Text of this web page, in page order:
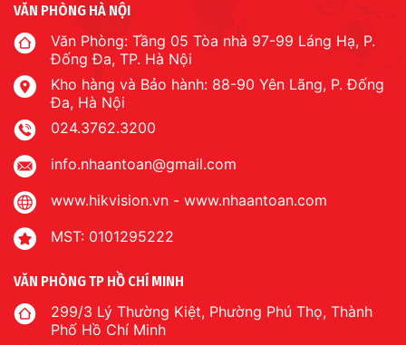
VĂN PHÒNG HÀ NỘI
Văn Phòng: Tầng 05 Tòa nhà 97-99 Láng Hạ, P.
Đống Đa, TP. Hà Nội
Kho hàng và Bảo hành: 88-90 Yên Lãng, P. Đống
Đa, Hà Nội
024.3762.3200
info.nhaantoan@gmail.com
www.hikvision.vn - www.nhaantoan.com
MST: 0101295222
VĂN PHÒNG TP HỒ CHÍ MINH
299/3 Lý Thường Kiệt, Phường Phú Thọ, Thành
Phố Hồ Chí Minh